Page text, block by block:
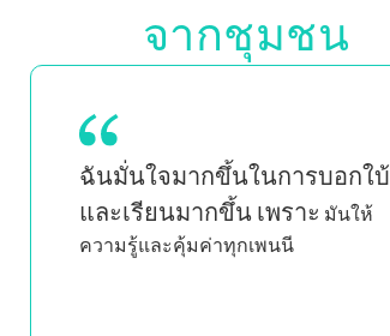
จากชุมชน
ในฐานะแม่ของลูกแฝด ซึ่งเป็นผู้หญิงผิว
ดำและเป็นเพศที่สาม การได้เห็นคน
อื่นที่มีลักษณะเหมือนฉันสอน